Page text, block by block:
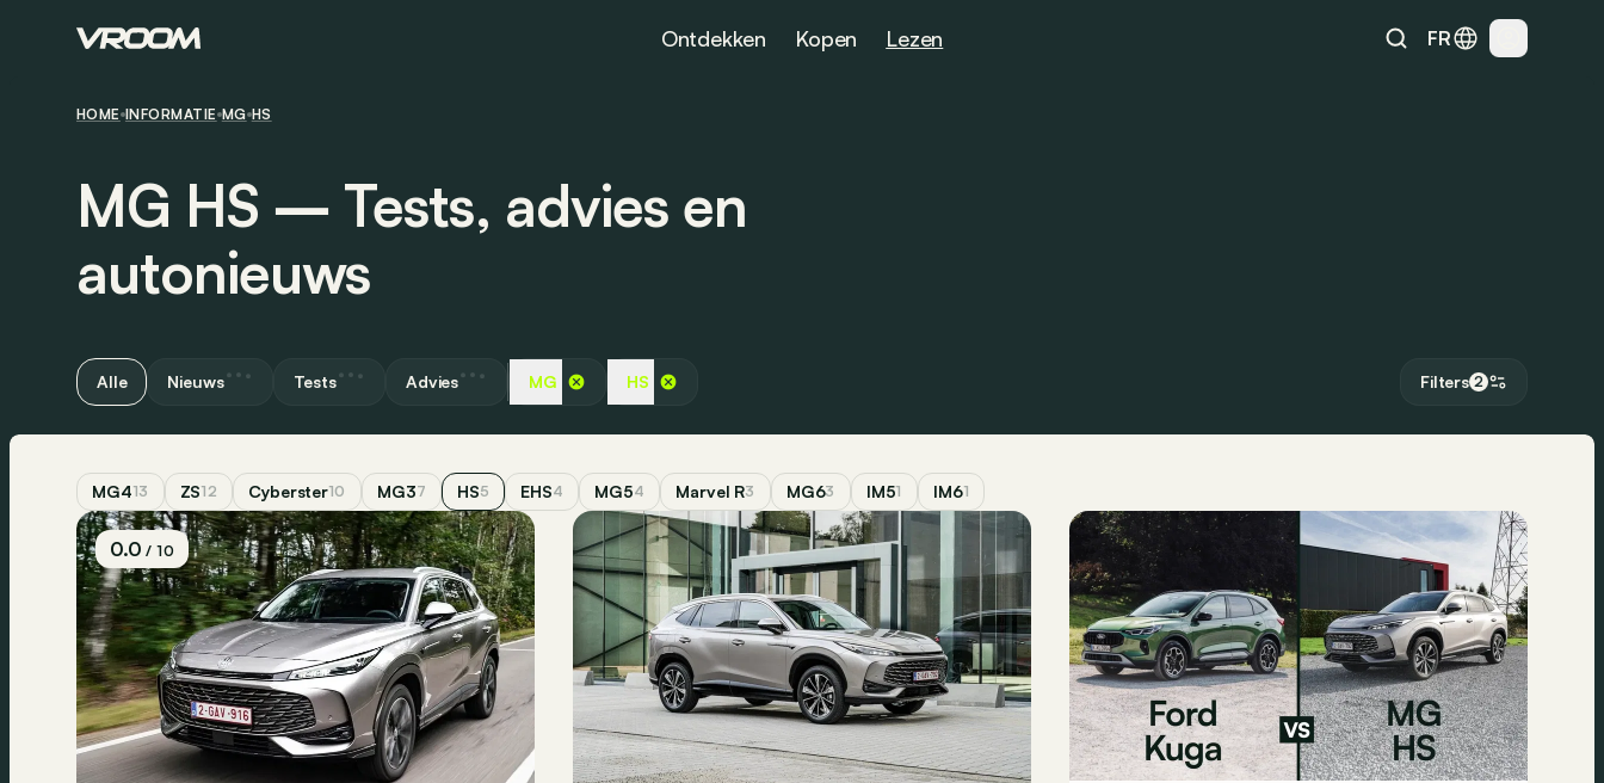
Ontdekken Kopen Lezen FR
HOME INFORMATIE MG HS
MG HS ― Tests, advies en
autonieuws
Alle Nieuws Tests Advies MG HS Filters 2
MG413 ZS12 Cyberster10 MG37 HS5 EHS4 MG54 Marvel R3 MG63 IM51 IM61
0.0/ 10